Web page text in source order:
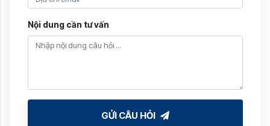
Nội dung cần tư vấn
GỬI CÂU HỎI